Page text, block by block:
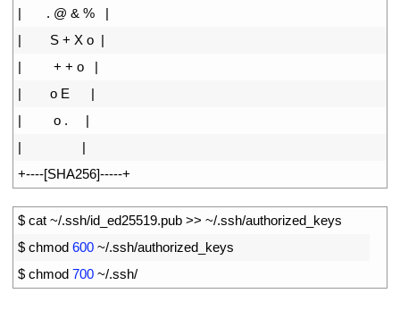
|
. @ & %
|
|
S + X o |
|
+ + o
|
|
o E
|
|
o .
|
|
|
+----[SHA256]-----+
$ cat ~/.ssh/id_ed25519.pub >> ~/.ssh/authorized keys
$ chmod 600 ~/.ssh/authorized keys
$ chmod 700 ~/.ssh/